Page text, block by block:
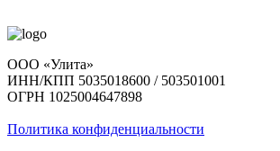
ООО «Улита»
ИНН/КПП 5035018600 / 503501001
ОГРН 1025004647898
Политика конфиденциальности